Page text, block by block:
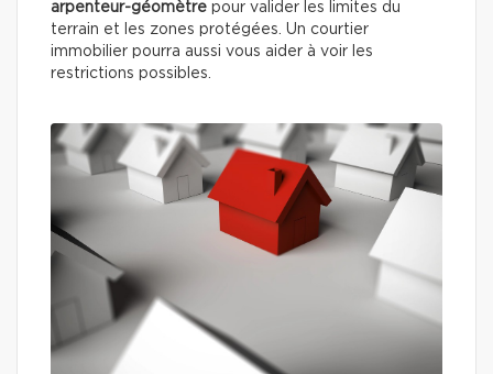
arpenteur-géomètre pour valider les limites du
terrain et les zones protégées. Un courtier
immobilier pourra aussi vous aider à voir les
restrictions possibles.